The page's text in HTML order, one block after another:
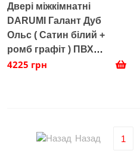
Двері міжкімнатні
DARUMI Галант Дуб
Ольс ( Сатин білий +
ромб графіт ) ПВХ
ELBEGY
4225 грн
Назад 1